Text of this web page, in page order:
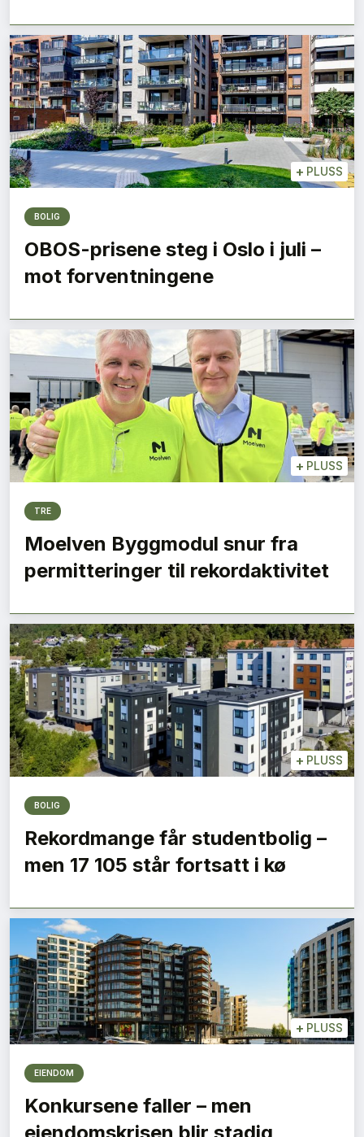
+ PLUSS
BOLIG
OBOS-prisene steg i Oslo i juli –
mot forventningene
+ PLUSS
TRE
Moelven Byggmodul snur fra
permitteringer til rekordaktivitet
+ PLUSS
BOLIG
Rekordmange får studentbolig –
men 17 105 står fortsatt i kø
+ PLUSS
EIENDOM
Konkursene faller – men